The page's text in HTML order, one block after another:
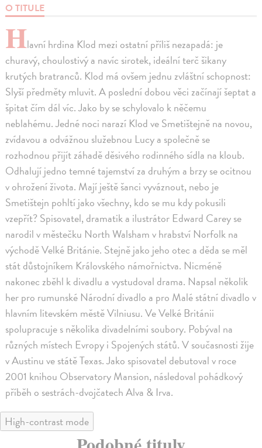
O TITULE
Hlavní hrdina Klod mezi ostatní příliš nezapadá: je
churavý, choulostivý a navíc sirotek, ideální terč šikany
krutých bratranců. Klod má ovšem jednu zvláštní schopnost:
Slyší předměty mluvit. A poslední dobou věci začínají šeptat a
špitat čím dál víc. Jako by se schylovalo k něčemu
neblahému. Jedné noci narazí Klod ve Smetištejně na novou,
zvídavou a odvážnou služebnou Lucy a společně se
rozhodnou přijít záhadě děsivého rodinného sídla na kloub.
Odhalují jedno temné tajemství za druhým a brzy se ocitnou
v ohrožení života. Mají ještě šanci vyváznout, nebo je
Smetištejn pohltí jako všechny, kdo se mu kdy pokusili
vzepřít? Spisovatel, dramatik a ilustrátor Edward Carey se
narodil v městečku North Walsham v hrabství Norfolk na
východě Velké Británie. Stejně jako jeho otec a děda se měl
stát důstojníkem Královského námořnictva. Nicméně
nakonec zběhl k divadlu a vystudoval drama. Napsal několik
her pro rumunské Národní divadlo a pro Malé státní divadlo v
hlavním litevském městě Vilniusu. Ve Velké Británii
spolupracuje s několika divadelními soubory. Pobýval na
různých místech Evropy i Spojených států. V současnosti žije
v Austinu ve státě Texas. Jako spisovatel debutoval v roce
2001 knihou Observatory Mansion, následoval pohádkový
příběh o sestrách-dvojčatech Alva & Irva.
High-contrast mode